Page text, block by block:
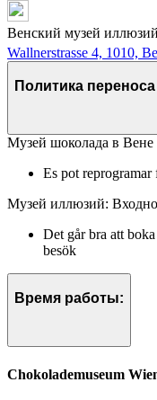
Венский музей иллюзий
Wallnerstrasse 4, 1010,
Политика
Музей шоколада в
Es pot reprogramar
Музей иллюзий:
Det går bra att
besök
Время работы:
Chokolademuseum